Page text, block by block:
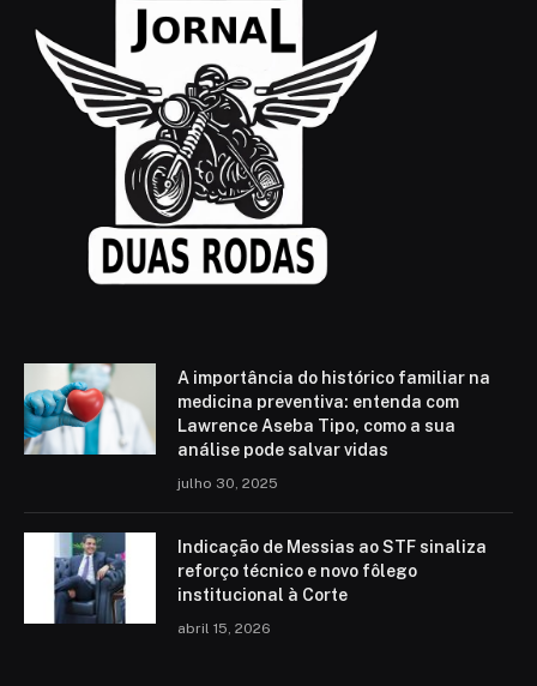
A importância do histórico familiar na
medicina preventiva: entenda com
Lawrence Aseba Tipo, como a sua
análise pode salvar vidas
julho 30, 2025
Indicação de Messias ao STF sinaliza
reforço técnico e novo fôlego
institucional à Corte
abril 15, 2026